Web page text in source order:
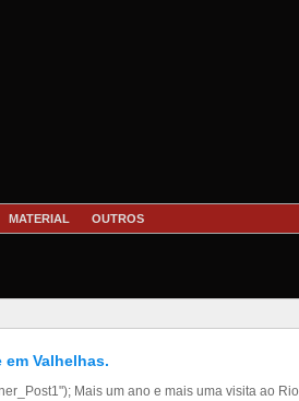
MATERIAL OUTROS
Valhelhas.
Mais um ano e mais uma visita ao Rio